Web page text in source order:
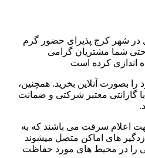
در شهر کرج پذیرای حضور گرم
شما مشتریان گرامی
اندازی کرده است
را بصورت آنلاین بخرید. همچنین،
گارانتی معتبر شرکتی و ضمانت
اعلام سرقت می باشند که به
های اماکن متصل میشوند
را در محیط های مورد حفاظت